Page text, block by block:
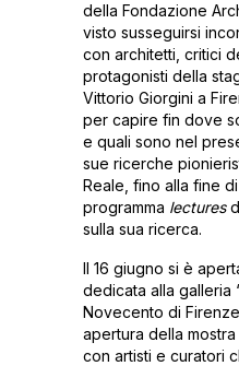
della Fondazione
visto susseguirsi
con architetti, critici
protagonisti della
Vittorio Giorgini a
per capire fin dove
e quali sono nel
sue ricerche
Reale, fino alla fine
programma lectures
sulla sua ricerca.
Il 16 giugno si è
dedicata alla galleria
Novecento di
apertura della
con artisti e curatori